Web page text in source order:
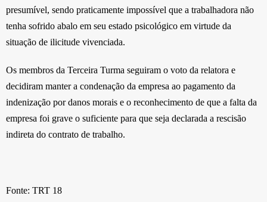
presumível, sendo praticamente impossível que a trabalhadora não
tenha sofrido abalo em seu estado psicológico em virtude da
situação de ilicitude vivenciada.
Os membros da Terceira Turma seguiram o voto da relatora e
decidiram manter a condenação da empresa ao pagamento da
indenização por danos morais e o reconhecimento de que a falta da
empresa foi grave o suficiente para que seja declarada a rescisão
indireta do contrato de trabalho.
Fonte: TRT 18